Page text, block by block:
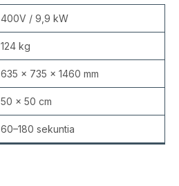
400V / 9,9 kW
124 kg
635 × 735 × 1460 mm
50 × 50 cm
60–180 sekuntia